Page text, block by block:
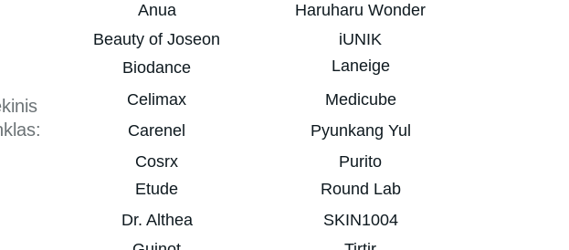
Anua
Beauty of Joseon
Celimax
Cosrx
Biodance
Pyunkang Yul
Purito
Round Lab
Laneige
Haruharu Wonder
SKIN1004
Medicube
Carenel
Etude
Dr. Althea
iUNIK